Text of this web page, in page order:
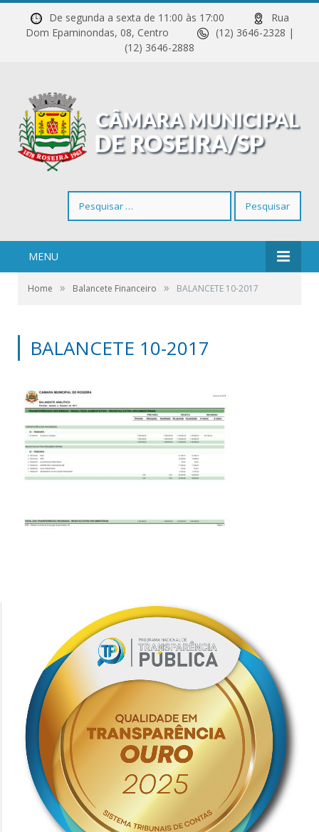
De segunda a sexta de 11:00 às 17:00
Rua
Dom Epaminondas, 08, Centro
(12) 3646-2328 |
(12) 3646-2888
por:
MENU
Home » Balancete Financeiro » BALANCETE 10-2017
BALANCETE 10-2017